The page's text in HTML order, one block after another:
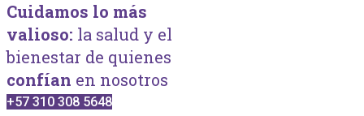
Cuidamos lo más
valioso: la salud y el
bienestar de quienes
confían en nosotros
+57 310 308 5648